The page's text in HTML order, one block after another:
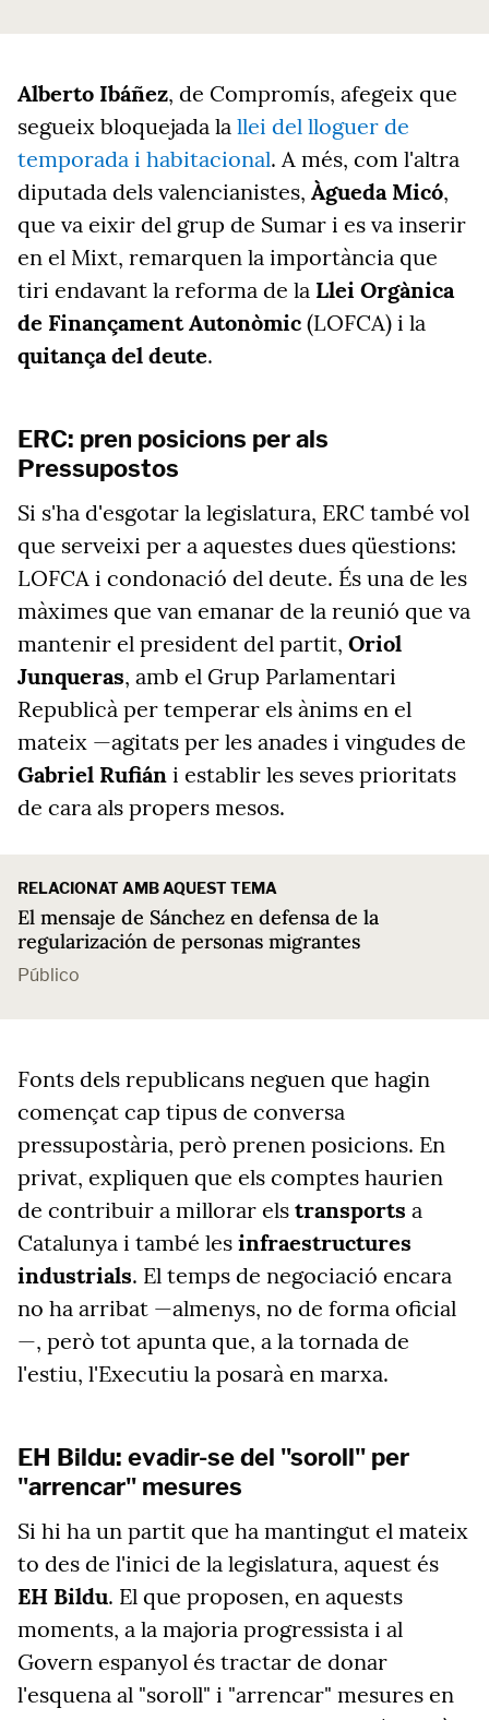
Alberto Ibáñez, de Compromís, afegeix que
segueix bloquejada la llei del lloguer de
temporada i habitacional. A més, com l'altra
diputada dels valencianistes, Àgueda Micó,
que va eixir del grup de Sumar i es va inserir
en el Mixt, remarquen la importància que
tiri endavant la reforma de la Llei Orgànica
de Finançament Autonòmic (LOFCA) i la
quitança del deute.
ERC: pren posicions per als
Pressupostos
Si s'ha d'esgotar la legislatura, ERC també vol
que serveixi per a aquestes dues qüestions:
LOFCA i condonació del deute. És una de les
màximes que van emanar de la reunió que va
mantenir el president del partit, Oriol
Junqueras, amb el Grup Parlamentari
Republicà per temperar els ànims en el
mateix —agitats per les anades i vingudes de
Gabriel Rufián i establir les seves prioritats
de cara als propers mesos.
RELACIONAT AMB AQUEST TEMA
El mensaje de Sánchez en defensa de la
regularización de personas migrantes
Público
Fonts dels republicans neguen que hagin
començat cap tipus de conversa
pressupostària, però prenen posicions. En
privat, expliquen que els comptes haurien
de contribuir a millorar els transports a
Catalunya i també les infraestructures
industrials. El temps de negociació encara
no ha arribat —almenys, no de forma oficial
—, però tot apunta que, a la tornada de
l'estiu, l'Executiu la posarà en marxa.
EH Bildu: evadir-se del "soroll" per
"arrencar" mesures
Si hi ha un partit que ha mantingut el mateix
to des de l'inici de la legislatura, aquest és
EH Bildu. El que proposen, en aquests
moments, a la majoria progressista i al
Govern espanyol és tractar de donar
l'esquena al "soroll" i "arrencar" mesures en